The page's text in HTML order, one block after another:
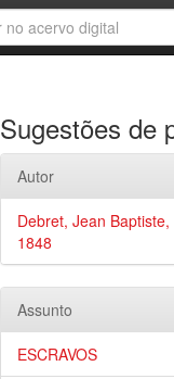
Sugestões de
Autor
Debret, Jean Baptiste,
1848
Assunto
ESCRAVOS